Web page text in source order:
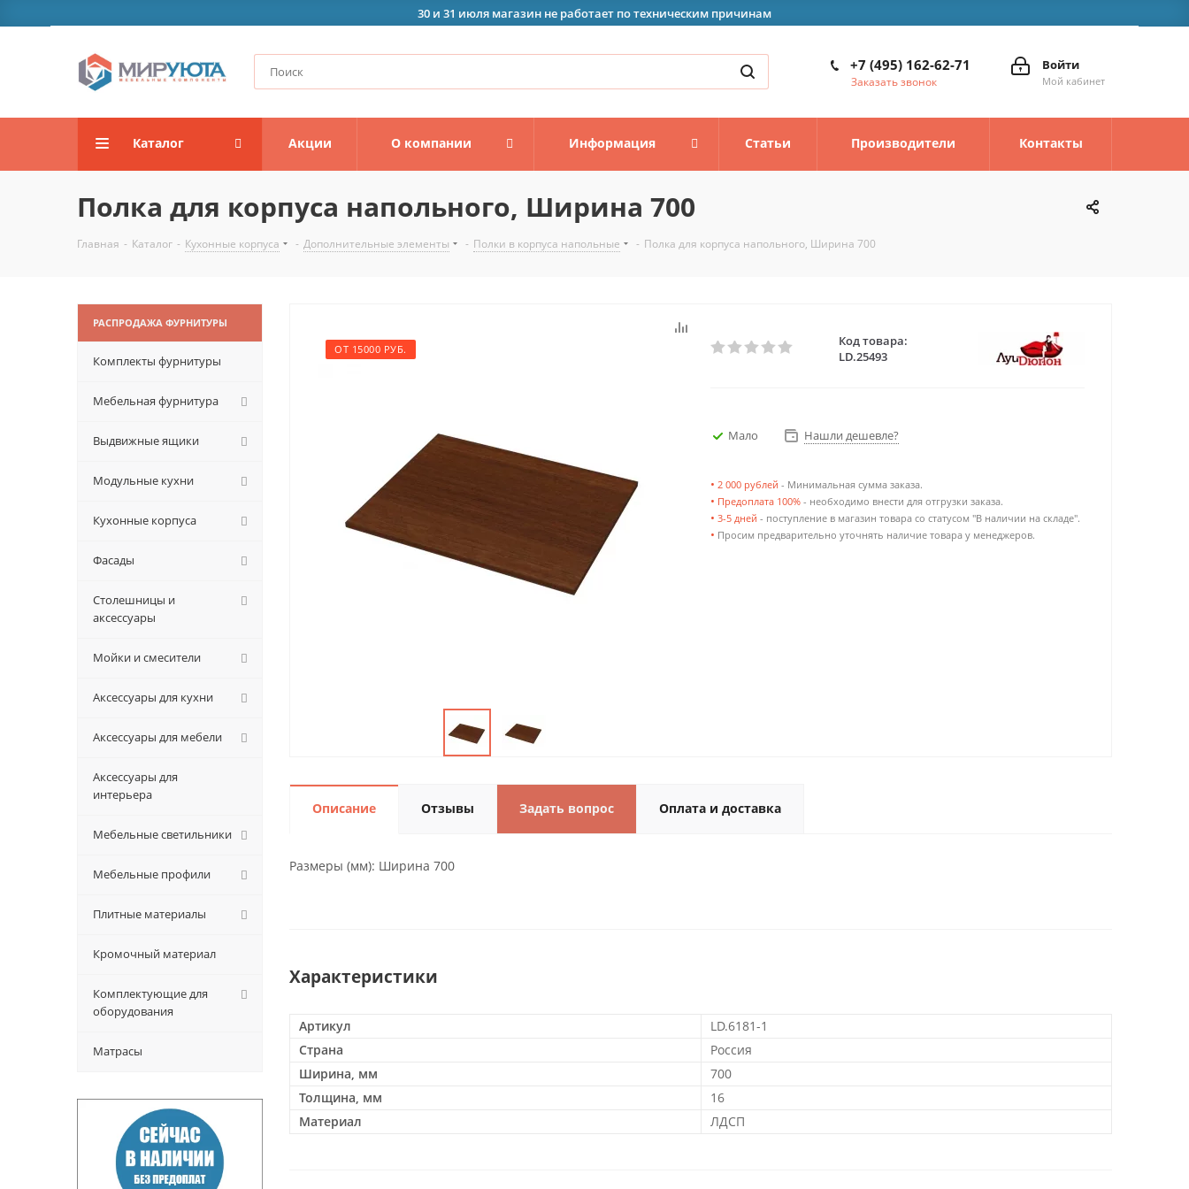
30 и 31 июля магазин не работает по техническим причинам
Войти
Мой кабинет
+7 (495) 162-62-71
Заказать звонок
Каталог Акции О компании Информация Статьи Производители Контакты
Полка для корпуса напольного, Ширина 700
Главная - Каталог - Кухонные корпуса - Дополнительные элементы - Полки в корпуса напольные - Полка для корпуса напольного, Ширина 700
ОТ 15000 РУБ.
Код товара:
LD.25493
Мало Нашли дешевле?
• 2 000 рублей - Минимальная сумма заказа.
• Предоплата 100% - необходимо внести для отгрузки заказа.
• 3-5 дней - поступление в магазин товара со статусом "В наличии на складе".
• Просим предварительно уточнять наличие товара у менеджеров.
Описание Отзывы Задать вопрос Оплата и доставка
Размеры (мм): Ширина 700
Характеристики
Артикул
LD.6181-1
Страна
Россия
Ширина, мм
700
Толщина, мм
16
Материал
ЛДСП
РАСПРОДАЖА ФУРНИТУРЫ
Комплекты фурнитуры
Мебельная фурнитура
Выдвижные ящики
Модульные кухни
Кухонные корпуса
Фасады
Столешницы и
аксессуары
Мойки и смесители
Аксессуары для кухни
Аксессуары для мебели
Аксессуары для
интерьера
Мебельные светильники
Мебельные профили
Плитные материалы
Кромочный материал
Комплектующие для
оборудования
Матрасы